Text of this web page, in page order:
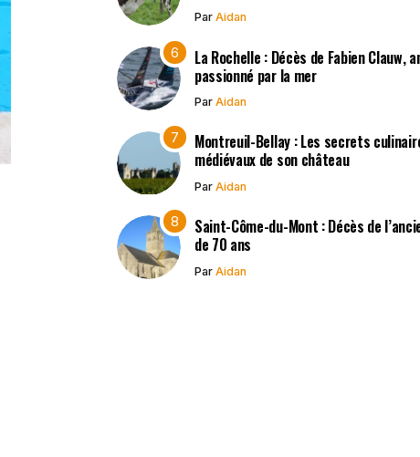
Par Aidan
La Rochelle : Décès de Fabien
passionné par la mer
Par Aidan
Montreuil-Bellay : Les secrets
médiévaux de son château
Par Aidan
Saint-Côme-du-Mont : Décès de
de 70 ans
Par Aidan